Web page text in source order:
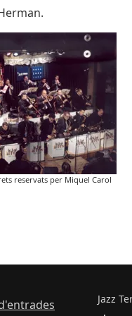
reservats per Miquel Carol
Jazz